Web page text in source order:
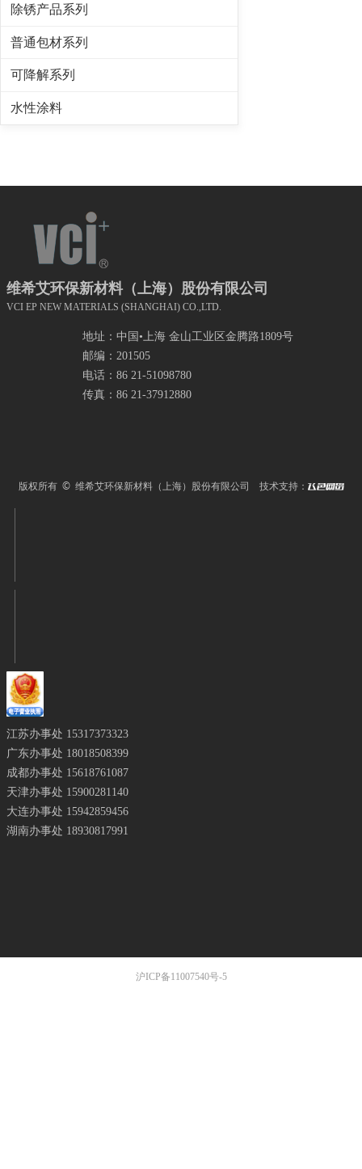
除锈产品系列
普通包材系列
可降解系列
水性涂料
版权所有 © 维希艾环保新材料（上海）股份有限公司 技术支持：
江苏办事处 15317373323
广东办事处 18018508399
成都办事处 15618761087
天津办事处 15900281140
大连办事处 15942859456
湖南办事处 18930817991
地址：中国•上海 金山工业区金腾路1809号
邮编：201505
电话：86 21-51098780
传真：86 21-37912880
维希艾环保新材料（上海）股份有限公司
VCI EP NEW MATERIALS (SHANGHAI) CO.,LTD.
沪ICP备11007540号-5